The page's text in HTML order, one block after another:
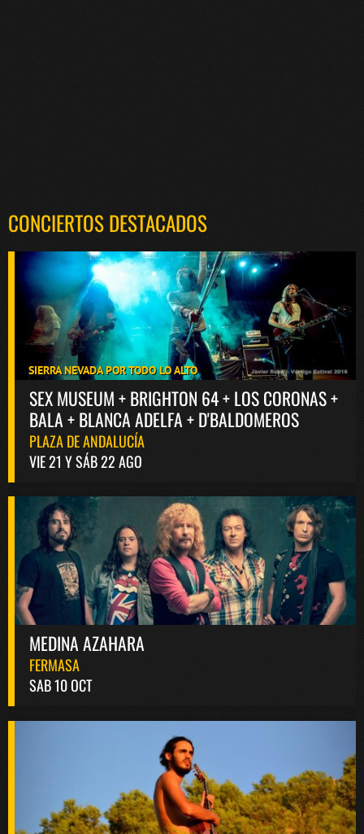
CONCIERTOS DESTACADOS
SIERRA NEVADA POR TODO LO ALTO
SEX MUSEUM + BRIGHTON 64 + LOS CORONAS +
BALA + BLANCA ADELFA + D'BALDOMEROS
PLAZA DE ANDALUCÍA
VIE 21 Y SÁB 22 AGO
MEDINA AZAHARA
FERMASA
SAB 10 OCT